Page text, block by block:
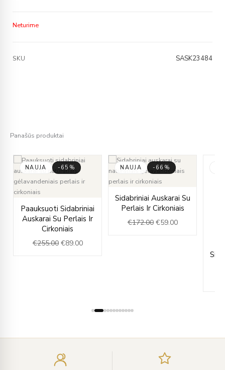
Neturime
SKU SASK23484
Panašūs produktai
NAUJA -65%
Paauksuoti Sidabriniai
Auskarai Su Perlais Ir
Cirkoniais
€255.00
price
was:
€255.00.
€89.00
price
is:
NAUJA -66%
Sidabriniai Auskarai Su
Perlais Ir Cirkoniais
€172.00
price
was:
€172.00.
€59.00
price
is:
€59.00.